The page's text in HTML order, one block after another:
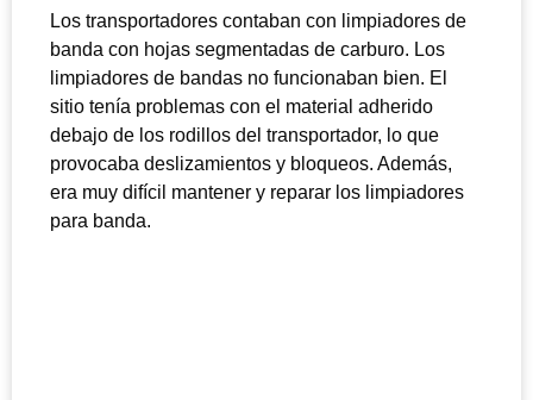
Los transportadores contaban con limpiadores de
banda con hojas segmentadas de carburo. Los
limpiadores de bandas no funcionaban bien. El
sitio tenía problemas con el material adherido
debajo de los rodillos del transportador, lo que
provocaba deslizamientos y bloqueos. Además,
era muy difícil mantener y reparar los limpiadores
para banda.